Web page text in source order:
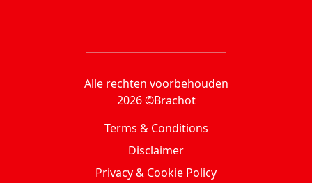
Alle rechten voorbehouden
2026 ©Brachot
Terms & Conditions
Disclaimer
Privacy & Cookie Policy